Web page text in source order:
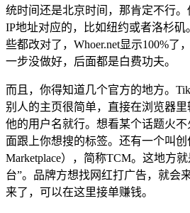
统时间还是北京时间，那肯定不行
IP地址对应的，比如纽约或者洛杉
些都改对了，Whoer.net显示100%了
一步没做好，后面都是白费功夫。
而且，你得知道几个官方的地方。
别人的主页很简单，直接在浏览器里
他的用户名就行。想看某个话题火不
面跟上你想搜的标签。还有一个叫创
Marketplace），简称TCM。这地方
台”。品牌方想找网红打广告，就会
来了，可以在这里接单赚钱。